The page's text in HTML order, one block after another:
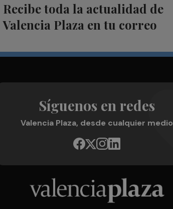
Recibe toda la actualidad de
Valencia Plaza en tu correo
Síguenos en redes
Valencia Plaza, desde cualquier medio